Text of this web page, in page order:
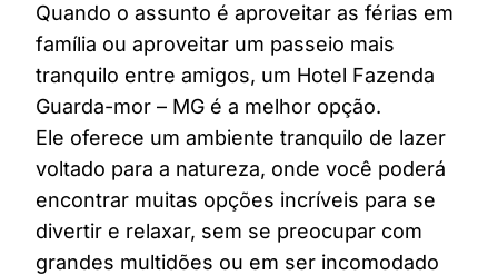
Quando o assunto é aproveitar as férias em
família ou aproveitar um passeio mais
tranquilo entre amigos, um Hotel Fazenda
Guarda-mor – MG é a melhor opção.
Ele oferece um ambiente tranquilo de lazer
voltado para a natureza, onde você poderá
encontrar muitas opções incríveis para se
divertir e relaxar, sem se preocupar com
grandes multidões ou em ser incomodado